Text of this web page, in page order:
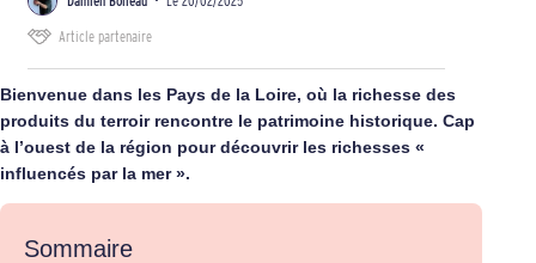
Article partenaire
Bienvenue dans les Pays de la Loire, où la richesse des
produits du terroir rencontre le patrimoine historique. Cap
à l’ouest de la région pour découvrir les richesses «
influencés par la mer ».
Sommaire